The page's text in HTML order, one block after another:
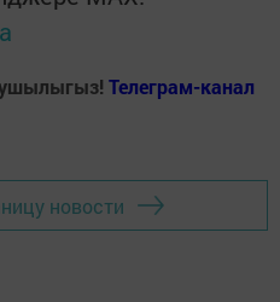
Телеграм-канал
новости